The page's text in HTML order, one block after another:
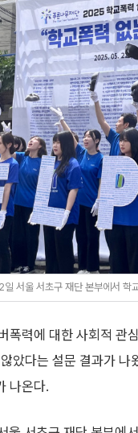
서울 서초구 재단 본부에서 학
폭력에 대한 사회적 관
았다는 설문 결과가
나온다.